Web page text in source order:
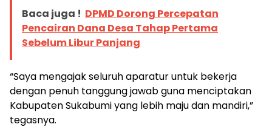
Baca juga ! DPMD Dorong Percepatan
Pencairan Dana Desa Tahap Pertama
Sebelum Libur Panjang
“Saya mengajak seluruh aparatur untuk bekerja
dengan penuh tanggung jawab guna menciptakan
Kabupaten Sukabumi yang lebih maju dan mandiri,”
tegasnya.